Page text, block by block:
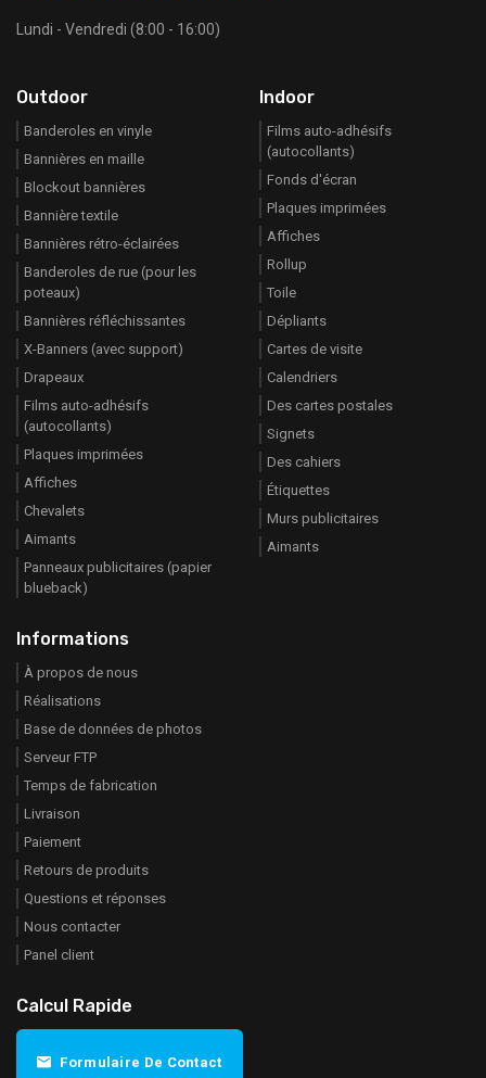
Lundi - Vendredi (8:00 - 16:00)
Outdoor
Banderoles en vinyle
Bannières en maille
Blockout bannières
Bannière textile
Bannières rétro-éclairées
Banderoles de rue (pour les
poteaux)
Bannières réfléchissantes
X-Banners (avec support)
Drapeaux
Films auto-adhésifs
(autocollants)
Plaques imprimées
Affiches
Chevalets
Aimants
Panneaux publicitaires (papier
blueback)
Indoor
Films auto-adhésifs
(autocollants)
Fonds d'écran
Plaques imprimées
Affiches
Rollup
Toile
Dépliants
Cartes de visite
Calendriers
Des cartes postales
Signets
Des cahiers
Étiquettes
Murs publicitaires
Aimants
Informations
À propos de nous
Réalisations
Base de données de photos
Serveur FTP
Temps de fabrication
Livraison
Paiement
Retours de produits
Questions et réponses
Nous contacter
Panel client
Calcul Rapide
Formulaire De Contact